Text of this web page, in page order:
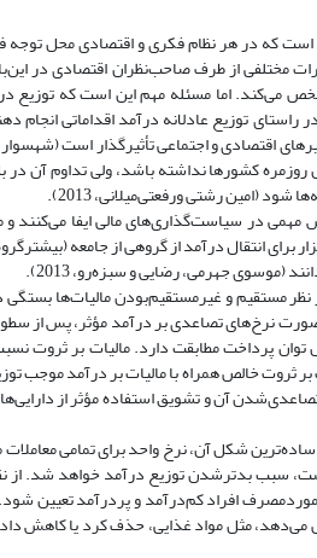
است که در هر نظام فکری و اقتصادی محل توجه
مختلفی از طرف صاحب‌نظران اقتصادی در
می‌‌کند. اما مسئله مهم این است که
توزیع عادلانه درآمد اقداماتی انجام
کشورها نداشته باشد، ولی تداوم آن در
(امین رشتی ورفعتی‌میلانی، 2013).
در سیاست­‌گذاری‌های مالی ایفا می‌کنند و
برای انتقال درآمد از گروهی از جامعه
(موسوی جهرمی، رضایی و سبزه‌رو، 2013).
نظر مستقیم و غیرمستقیم‌بودن مالیات‌ها
نرخ‌های تصاعدی بر درآمد مؤثر، پس از
توان پرداخت مطابقت دارد. مالیات بر ثروت
ثروت خالص همراه با مالیات بر درآمد موجب
آن و تشویق استفاده مؤثر از
شکل آن، نرخ واحد برای تمامی
سبب بدتر‌شدن توزیع درآمد خواهد شد. از
افراد کم‌درآمد و پردرآمد تعیین
مثل مواد غذایی، حذف کرد یا کاهش داد